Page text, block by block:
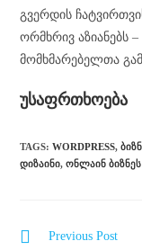
გვერდის
ორმხრივ აზიანებს
მომხმარებელთა
უსაფრთხოება
TAGS:WORDPRESS,
ᲓᲘᲖᲐᲘᲜᲘ, ᲝᲜᲚᲐᲘᲜ
Previous Post